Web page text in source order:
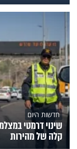
חדשות היום
שינוי דרמטי
קלה של מהירות